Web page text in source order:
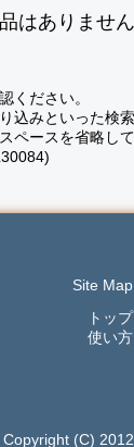
はありません
ください。
込みといった検
ペースを省略し
Site Map
トップ
使い方
Copyright (C)